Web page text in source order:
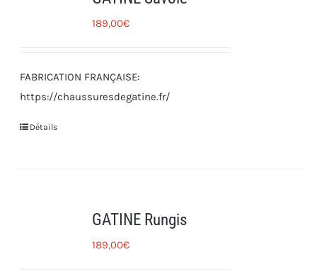
189,00€
FABRICATION FRANÇAISE:
https://chaussuresdegatine.fr/
Détails
GATINE Rungis
189,00€